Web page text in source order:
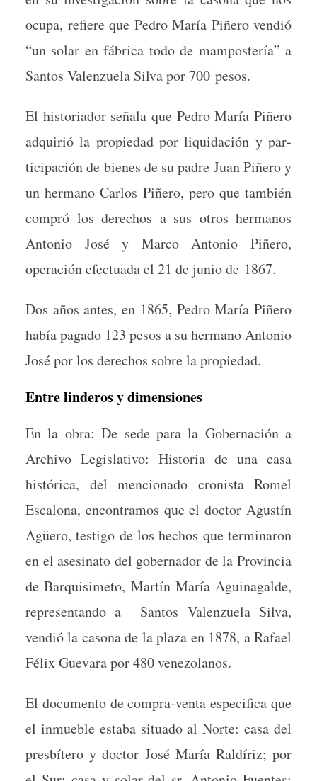
ocu­pa, refiere que Pedro María Piñero vendió
“un solar en fábri­ca todo de mam­postería” a
San­tos Valen­zuela Sil­va por 700 pesos.
El his­to­ri­ador señala que Pedro María Piñero
adquir­ió la propiedad por liq­uidación y par­
tic­i­pación de bienes de su padre Juan Piñero y
un her­mano Car­los Piñero, pero que tam­bién
com­pró los dere­chos a sus otros her­manos
Anto­nio José y Mar­co Anto­nio Piñero,
operación efec­tu­a­da el 21 de junio de 1867.
Dos años antes, en 1865, Pedro María Piñero
había paga­do 123 pesos a su her­mano Anto­nio
José por los dere­chos sobre la propiedad.
Entre linderos y dimensiones
En la obra: De sede para la Gob­er­nación a
Archi­vo Leg­isla­ti­vo: His­to­ria de una casa
históri­ca, del men­ciona­do cro­nista Romel
Escalona, encon­tramos que el doc­tor Agustín
Agüero, tes­ti­go de los hechos que ter­mi­naron
en el asesina­to del gob­er­nador de la Provin­cia
de Bar­quisime­to, Martín María Aguina­galde,
rep­re­sen­tan­do a
San­tos Valen­zuela Sil­va,
vendió la casona de la plaza en 1878, a Rafael
Félix Gue­vara por 480 vene­zolanos.
El doc­u­men­to de com­pra-ven­ta especi­fi­ca que
el inmue­ble esta­ba situ­a­do al Norte: casa del
pres­bítero y doc­tor José María Raldíriz; por